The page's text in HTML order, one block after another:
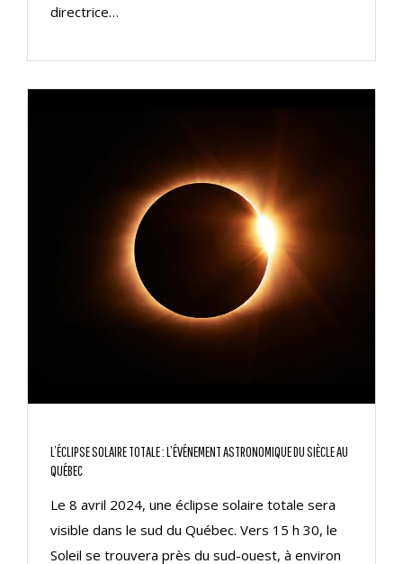
directrice…
L’ÉCLIPSE SOLAIRE TOTALE : L’ÉVÉNEMENT ASTRONOMIQUE DU SIÈCLE AU
QUÉBEC
Le 8 avril 2024, une éclipse solaire totale sera
visible dans le sud du Québec. Vers 15 h 30, le
Soleil se trouvera près du sud-ouest, à environ